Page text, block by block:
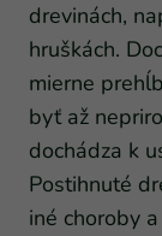
drevinách,
hruškách.
mierne
byť až
dochádza k
Postihnuté
iné choroby